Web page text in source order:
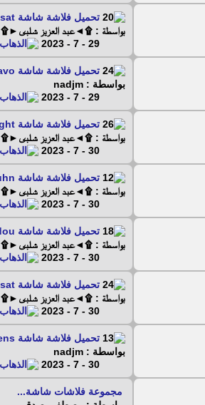
تحميل فلاشة شاشة beausat...
بواسطة : ۩◄عبد العزيز شلبى►۩
29 - 7 - 2023
تحميل فلاشة شاشة Bravo موديل...
بواسطة : nadjm
29 - 7 - 2023
تحميل فلاشة شاشة Bright موديل...
بواسطة : ۩◄عبد العزيز شلبى►۩
30 - 7 - 2023
تحميل فلاشة شاشة bauhn موديل...
بواسطة : ۩◄عبد العزيز شلبى►۩
30 - 7 - 2023
تحميل فلاشة شاشة beidou موديل...
بواسطة : ۩◄عبد العزيز شلبى►۩
30 - 7 - 2023
تحميل فلاشة شاشة besat موديل...
بواسطة : ۩◄عبد العزيز شلبى►۩
30 - 7 - 2023
تحميل فلاشة شاشة Blusens...
بواسطة : nadjm
30 - 7 - 2023
مجموعة فلاشات شاشة...